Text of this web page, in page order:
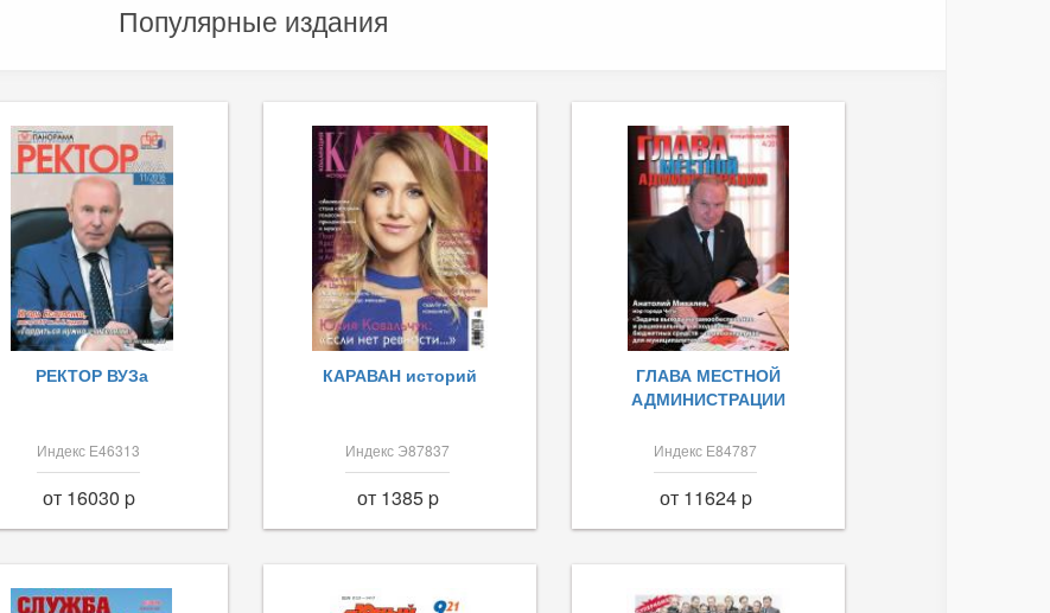
Популярные издания
РЕКТОР ВУЗа
Индекс Е46313
от 16030 p
КАРАВАН историй
Индекс Э87837
от 1385 p
ГЛАВА МЕСТНОЙ
АДМИНИСТРАЦИИ
Индекс Е84787
от 11624 p